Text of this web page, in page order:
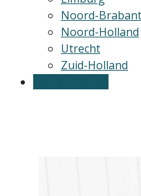
Noord-Brabant
Noord-Holland
Utrecht
Zuid-Holland